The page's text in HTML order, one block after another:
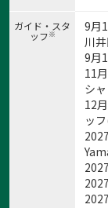
ガイド・スタ
ッフ※ 9月
川
9月
11
シ
12
ッ